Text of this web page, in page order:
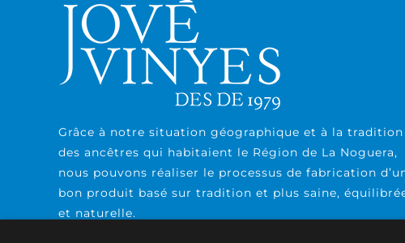
Grâce à notre situation géographique et à la tradition
des ancêtres qui habitaient le Région de La Noguera,
nous pouvons réaliser le processus de fabrication
bon produit basé sur tradition et plus saine,
et naturelle.